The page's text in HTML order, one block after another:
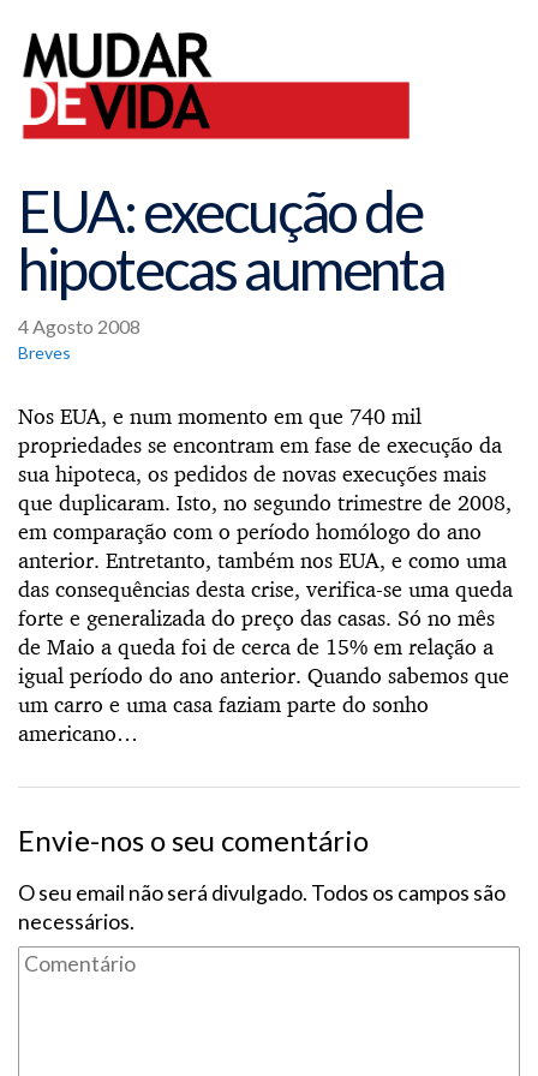
EUA: execução de
hipotecas aumenta
4 Agosto 2008
Breves
Nos EUA, e num momento em que 740 mil
propriedades se encontram em fase de execução da
sua hipoteca, os pedidos de novas execuções mais
que duplicaram. Isto, no segundo trimestre de 2008,
em comparação com o período homólogo do ano
anterior. Entretanto, também nos EUA, e como uma
das consequências desta crise, verifica-se uma queda
forte e generalizada do preço das casas. Só no mês
de Maio a queda foi de cerca de 15% em relação a
igual período do ano anterior. Quando sabemos que
um carro e uma casa faziam parte do sonho
americano…
Envie-nos o seu comentário
O seu email não será divulgado. Todos os campos são
necessários.